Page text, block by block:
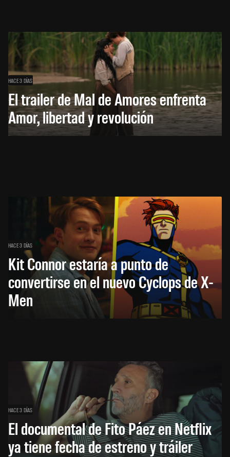
HACE 3 DÍAS
El trailer de Mal de Amores enfrenta
Amor, libertad y revolución
HACE 3 DÍAS
Kit Connor estaría a punto de
convertirse en el nuevo Cyclops de X-
Men
HACE 3 DÍAS
El documental de Fito Páez en Netflix
ya tiene fecha de estreno y tráiler